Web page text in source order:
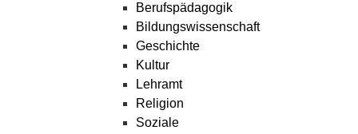
Berufspädagogik
Bildungswissenschaft
Geschichte
Kultur
Lehramt
Religion
Soziale